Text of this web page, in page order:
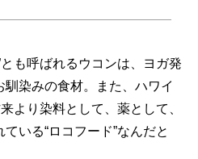
も呼ばれるウコンは、ヨガ発
染みの食材。また、ハワイ
より染料として、薬として、
いる“ロコフード”なんだと